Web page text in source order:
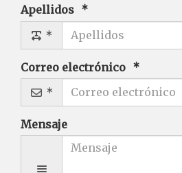
Apellidos
Correo electrónico
Mensaje